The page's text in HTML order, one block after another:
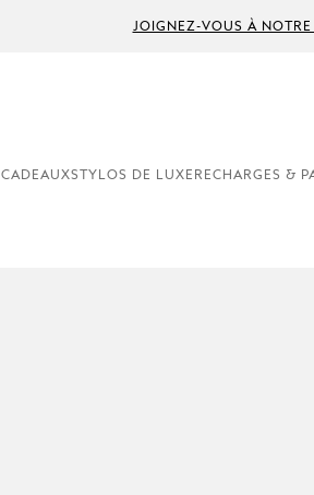
JOIGNEZ-VOUS À
CADEAUXSTYLOS DE LUXE RECHARGES &